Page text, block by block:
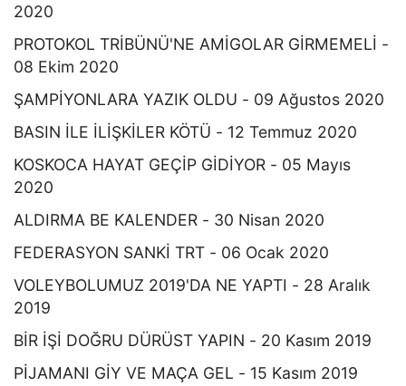
2020
PROTOKOL TRİBÜNÜ'NE AMİGOLAR GİRMEMELİ -
08 Ekim 2020
ŞAMPİYONLARA YAZIK OLDU - 09 Ağustos 2020
BASIN İLE İLİŞKİLER KÖTÜ - 12 Temmuz 2020
KOSKOCA HAYAT GEÇİP GİDİYOR - 05 Mayıs
2020
ALDIRMA BE KALENDER - 30 Nisan 2020
FEDERASYON SANKİ TRT - 06 Ocak 2020
VOLEYBOLUMUZ 2019'DA NE YAPTI - 28 Aralık
2019
BİR İŞİ DOĞRU DÜRÜST YAPIN - 20 Kasım 2019
PİJAMANI GİY VE MAÇA GEL - 15 Kasım 2019